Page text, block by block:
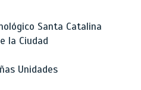
Santa Catalina
la Ciudad
Unidades